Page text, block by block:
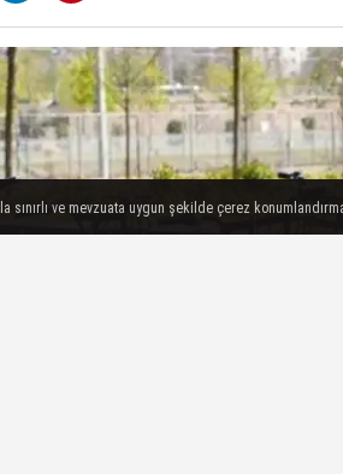
sınırlı ve mevzuata uygun şekilde çerez